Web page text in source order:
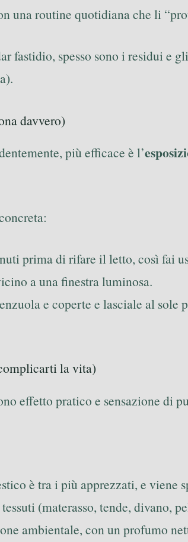
una routine quotidiana che li
fastidio, spesso sono i residui e
davvero)
più efficace è l’
prima di rifare il letto, così fai
a una finestra luminosa.
e coperte e lasciale al sole
la vita)
effetto pratico e sensazione di
è tra i più apprezzati, e viene
(materasso, tende, divano,
ambientale, con un profumo